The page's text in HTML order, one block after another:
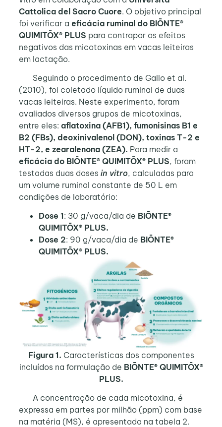
Cattolica del Sacro Cuore. O objetivo principal
foi verificar a eficácia ruminal do BIŌNTE®
QUIMITŌX® PLUS para contrapor os efeitos
negativos das micotoxinas em vacas leiteiras
em lactação.
Seguindo o procedimento de Gallo et al.
(2010), foi coletado líquido ruminal de duas
vacas leiteiras. Neste experimento, foram
avaliados diversos grupos de micotoxinas,
entre eles: aflatoxina (AFB1), fumonisinas B1 e
B2 (FBs), deoxinivalenol (DON), toxinas T-2 e
HT-2, e zearalenona (ZEA). Para medir a
eficácia do BIŌNTE® QUIMITŌX® PLUS, foram
testadas duas doses in vitro, calculadas para
um volume ruminal constante de 50 L em
condições de laboratório:
Dose 1: 30 g/vaca/dia de BIŌNTE®
QUIMITŌX® PLUS.
Dose 2: 90 g/vaca/dia de BIŌNTE®
QUIMITŌX® PLUS.
Figura 1. Características dos componentes
incluídos na formulação de BIŌNTE® QUIMITŌX®
PLUS.
A concentração de cada micotoxina, é
expressa em partes por milhão (ppm) com base
na matéria (MS), é apresentada na tabela 2.